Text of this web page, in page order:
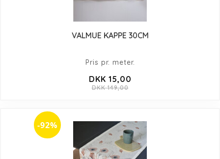
VALMUE KAPPE 30CM
Pris pr. meter.
DKK 15,00
DKK 149,00
-92%